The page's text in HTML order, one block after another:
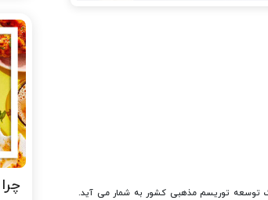
توسعه توریسم مذهبی كشور به شمار می آید.